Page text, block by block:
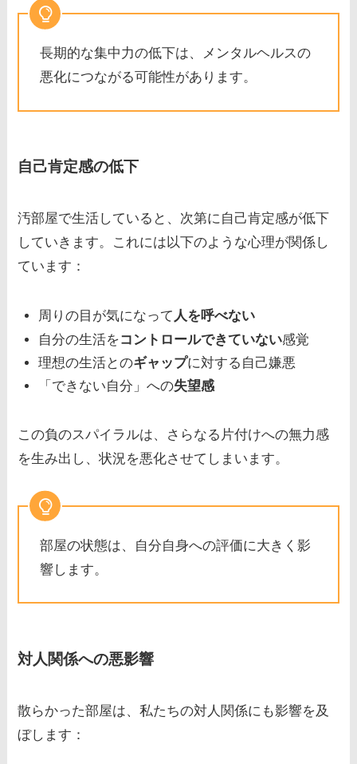
長期的な集中力の低下は、メンタルヘルスの
悪化につながる可能性があります。
自己肯定感の低下
汚部屋で生活していると、次第に自己肯定感が低下
していきます。これには以下のような心理が関係し
ています：
周りの目が気になって 人を呼べない
自分の生活をコントロールできていない感覚
理想の生活とのギャップに対する自己嫌悪
「できない自分」への失望感
この負のスパイラルは、さらなる片付けへの無力感
を生み出し、状況を悪化させてしまいます。
部屋の状態は、自分自身への評価に大きく影
響します。
対人関係への悪影響
散らかった部屋は、私たちの対人関係にも影響を及
ぼします：